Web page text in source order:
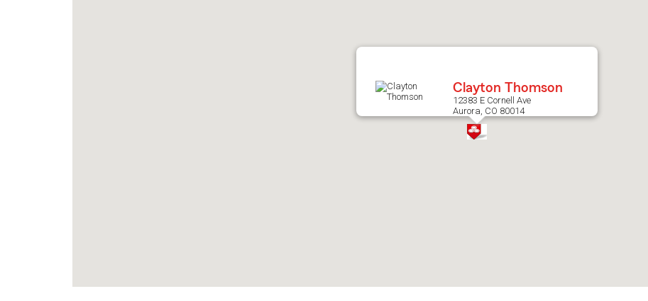
Clayton Thomson
12383 E Cornell Ave
Aurora, CO 80014